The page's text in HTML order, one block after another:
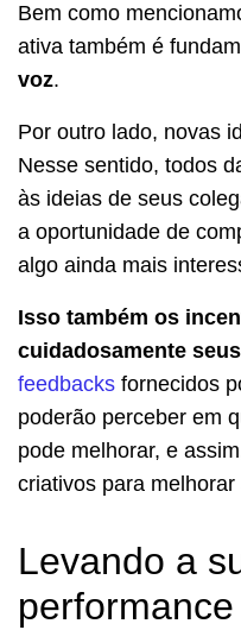
Bem como
ativa também é
voz.
Por outro lado, novas
Nesse sentido, todos
às ideias de seus
a oportunidade de
algo ainda mais
Isso também os
cuidadosamente
feedbacks fornecidos
poderão perceber em
pode melhorar, e
criativos para
Levando a
performance